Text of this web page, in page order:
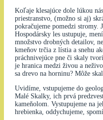
Koľaje klesajúce dole lúkou
priestranstvo, (možno si aj)
pokračujeme pomedzi stromy.
Hospodársky les ustupuje,
množstvo drobných detailov,
kmeňov trčia z lístia a snehu
práchnivejúce pne či skaly
je hranica medzi živou a
sa drevo na horninu? Môže
Uvidíme, vstupujeme do
Malé Skalky, ich prvá
kameňolom. Vystupujeme na
hrebienka, oddychujeme,